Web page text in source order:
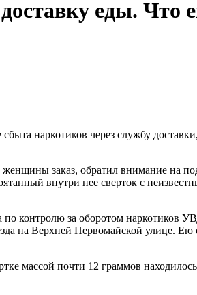
еды. Что
наркотиков через службу
заказ, обратил внимание на
внутри нее сверток с
по контролю за оборотом наркотиков
на Верхней Первомайской улице. Ею
массой почти 12 граммов находилось